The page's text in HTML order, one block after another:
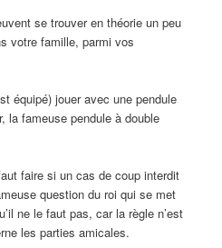
se trouver en théorie un peu
votre famille, parmi vos
équipé) jouer avec une pendule
la fameuse pendule à double
faire si un cas de coup interdit
question du roi qui se met
ne le faut pas, car la règle n’est
les parties amicales.